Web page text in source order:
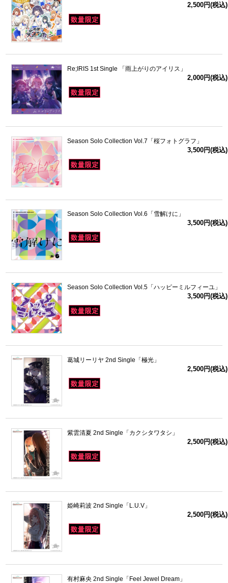
2,500円(税込)
Re;IRIS 1st Single 「雨上がりのアイリス」
2,000円(税込)
Season Solo Collection Vol.7「桜フォトグラフ」
3,500円(税込)
Season Solo Collection Vol.6「雪解けに」
3,500円(税込)
Season Solo Collection Vol.5「ハッピーミルフィーユ」
3,500円(税込)
葛城リーリヤ 2nd Single「極光」
2,500円(税込)
紫雲清夏 2nd Single「カクシタワタシ」
2,500円(税込)
姫崎莉波 2nd Single「L.U.V」
2,500円(税込)
有村麻央 2nd Single「Feel Jewel Dream」